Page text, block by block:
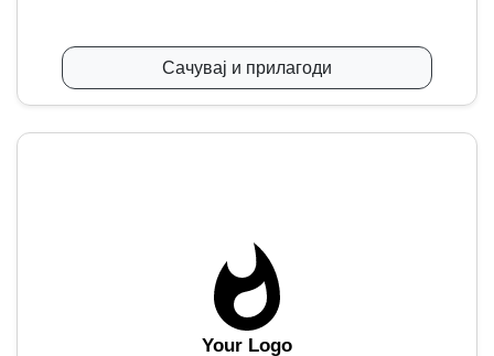
Сачувај и прилагоди
Your Logo